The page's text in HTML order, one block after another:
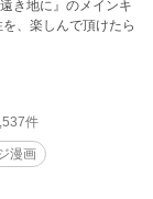
き地に』のメインキ
、楽しんで頂けたら
件
漫画